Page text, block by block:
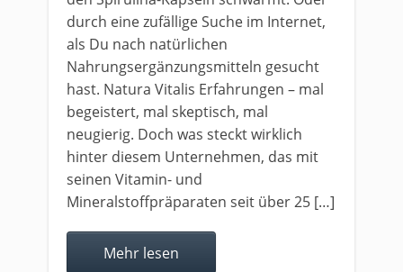
durch eine zufällige Suche im Internet,
als Du nach natürlichen
Nahrungsergänzungsmitteln gesucht
hast. Natura Vitalis Erfahrungen – mal
begeistert, mal skeptisch, mal
neugierig. Doch was steckt wirklich
hinter diesem Unternehmen, das mit
seinen Vitamin- und
Mineralstoffpräparaten seit über 25 […]
Mehr lesen